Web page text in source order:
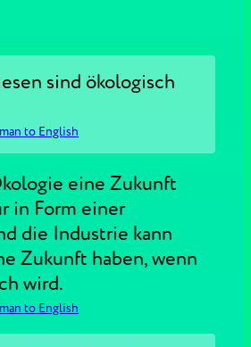
sind ökologisch
to English
eine Zukunft
in Form einer
die Industrie kann
Zukunft haben, wenn
wird.
to English